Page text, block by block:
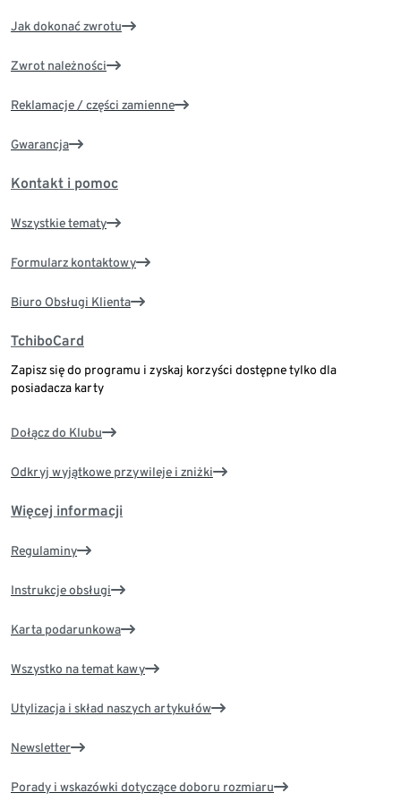
Jak dokonać zwrotu
Zwrot należności
Reklamacje / części zamienne
Gwarancja
Kontakt i pomoc
Wszystkie tematy
Formularz kontaktowy
Biuro Obsługi Klienta
TchiboCard
Zapisz się do programu i zyskaj korzyści dostępne tylko dla
posiadacza karty
Dołącz do Klubu
Odkryj wyjątkowe przywileje i zniżki
Więcej informacji
Regulaminy
Instrukcje obsługi
Karta podarunkowa
Wszystko na temat kawy
Utylizacja i skład naszych artykułów
Newsletter
Porady i wskazówki dotyczące doboru rozmiaru